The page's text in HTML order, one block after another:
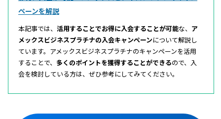
ペーンを解説
本記事では、 活用することでお得に入会することが可能な、 ア
メックスビジネスプラチナの入会キャンペーンについて解説し
ています。アメックスビジネスプラチナのキャンペーンを活用
することで、 多くのポイントを獲得することができるので、入
会を検討している方は、ぜひ参考にしてみてください。